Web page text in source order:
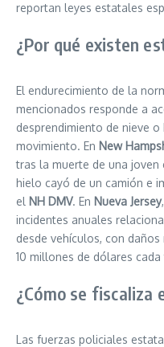
reportan leyes estatales
¿Por qué existen
El endurecimiento de la
mencionados responde a
desprendimiento de nieve
movimiento. En New
tras la muerte de una
hielo cayó de un camión e
el NH DMV. En Nueva Jersey
incidentes anuales
desde vehículos, con
10 millones de dólares
¿Cómo se fiscaliza
Las fuerzas policiales